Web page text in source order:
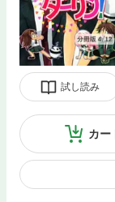
試し読み
カー